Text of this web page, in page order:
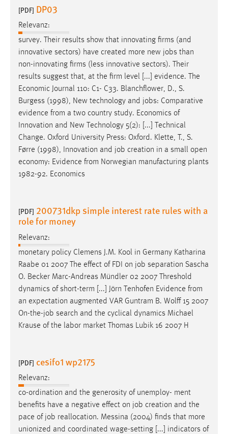
[PDF] DP03
Relevanz:
survey. Their results show that innovating firms (and
innovative sectors) have created more new jobs than
non-innovating firms (less innovative sectors). Their
results suggest that, at the firm level [...] evidence. The
Economic Journal 110: C1- C33. Blanchflower, D., S.
Burgess (1998), New technology and jobs: Comparative
evidence from a two country study. Economics of
Innovation and New Technology 5(2): [...] Technical
Change. Oxford University Press: Oxford. Klette, T., S.
Førre (1998), Innovation and job creation in a small open
economy: Evidence from Norwegian manufacturing plants
1982-92. Economics
[PDF] 200731dkp simple interest rate rules with a
role for money
Relevanz:
monetary policy Clemens J.M. Kool in Germany Katharina
Raabe 01 2007 The effect of FDI on job separation Sascha
O. Becker Marc-Andreas Mündler 02 2007 Threshold
dynamics of short-term [...] Jörn Tenhofen Evidence from
an expectation augmented VAR Guntram B. Wolff 15 2007
On-the-job search and the cyclical dynamics Michael
Krause of the labor market Thomas Lubik 16 2007 H
[PDF] cesifo1 wp2175
Relevanz:
co-ordination and the generosity of unemploy- ment
benefits have a negative effect on job creation and the
pace of job reallocation. Messina (2004) finds that more
unionized and coordinated wage-setting [...] indicators of